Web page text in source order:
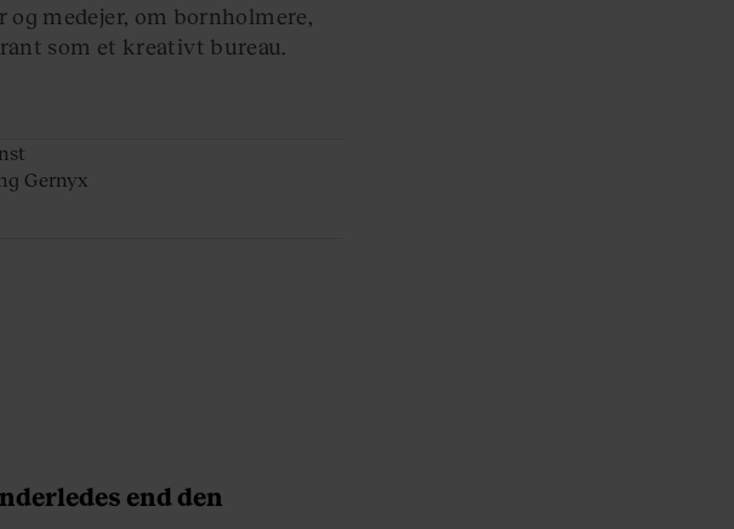
medejer, om bornholmere,
som et kreativt bureau.
Gernyx
end den